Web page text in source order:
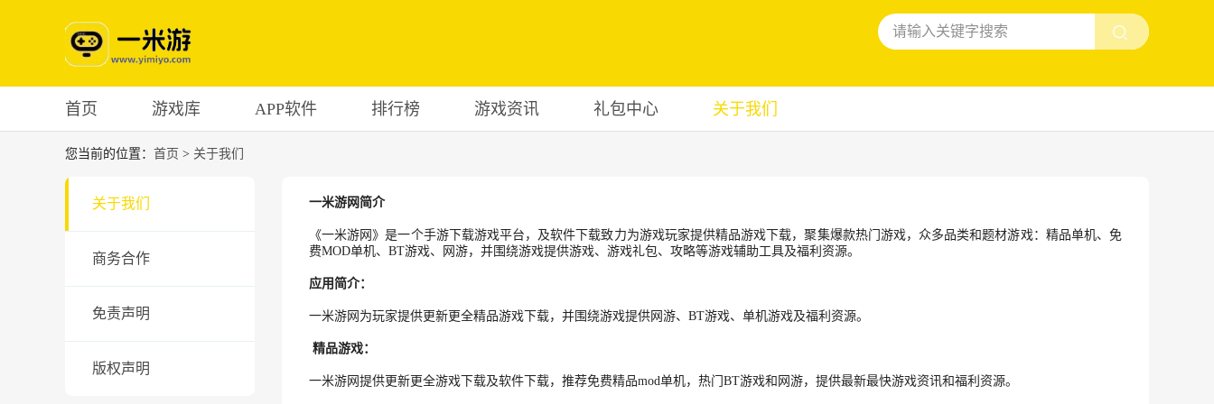
首页 游戏库 APP软件 排行榜 游戏资讯 礼包中心 关于我们
您当前的位置： 首页 > 关于我们
关于我们
商务合作
免责声明
版权声明
一米游网简介
《一米游网》是一个手游下载游戏平台，及软件下载致力为游戏玩家提供精品游戏下载，聚集爆款热门游戏，众多品类和题材游戏：精品单机、免
费MOD单机、BT游戏、网游，并围绕游戏提供游戏、游戏礼包、攻略等游戏辅助工具及福利资源。
应用简介：
一米游网为玩家提供更新更全精品游戏下载，并围绕游戏提供网游、BT游戏、单机游戏及福利资源。
精品游戏：
一米游网提供更新更全游戏下载及软件下载，推荐免费精品mod单机，热门BT游戏和网游，提供最新最快游戏资讯和福利资源。